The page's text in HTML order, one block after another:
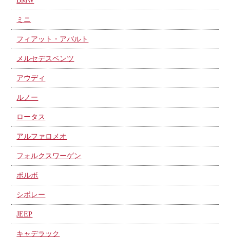
ミニ
フィアット・アバルト
メルセデスベンツ
アウディ
ルノー
ロータス
アルファロメオ
フォルクスワーゲン
ボルボ
シボレー
JEEP
キャデラック